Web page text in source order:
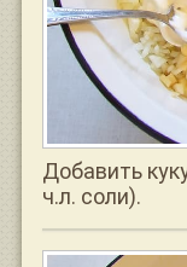
Добавить
ч.л. соли).